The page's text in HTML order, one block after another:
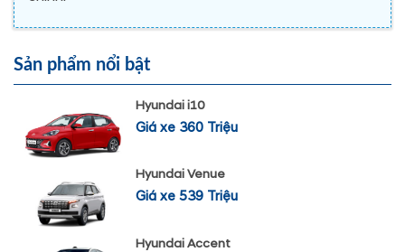
Sản phẩm nổi bật
Hyundai i10
Giá xe 360 Triệu
Hyundai Venue
Giá xe 539 Triệu
Hyundai Accent